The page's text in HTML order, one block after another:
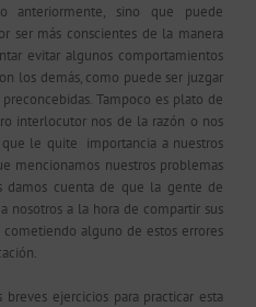
anteriormente, sino que puede
ser más conscientes de la manera
evitar algunos comportamientos
los demás, como puede ser juzgar
Tampoco es plato de
interlocutor nos de la razón o nos
que le quite importancia a nuestros
mencionamos nuestros problemas
damos cuenta de que la gente de
nosotros a la hora de compartir sus
alguno de estos errores
ejercicios para practicar esta